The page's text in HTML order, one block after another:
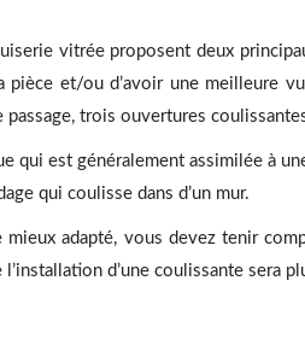
vitrée proposent deux
pièce et/ou d’avoir une meilleure
trois ouvertures
qui est généralement assimilée à
qui coulisse dans d’un mur.
adapté, vous devez tenir
d’une coulissante sera